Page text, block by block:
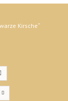
Kirsche“